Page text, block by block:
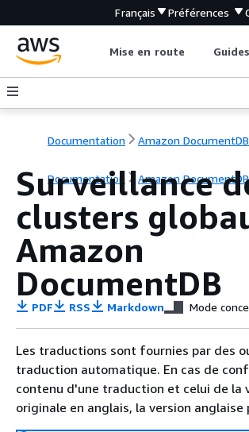
Français Préférences
Mise en route
Documentation Amazon DocumentDB
Documentation Amazon DocumentDB
Surveillance
clusters
Amazon
DocumentDB
PDF RSS Markdown Mode
Les traductions sont fournies par des
traduction automatique. En cas de
contenu d'une traduction et celui de la
originale en anglais, la version anglaise